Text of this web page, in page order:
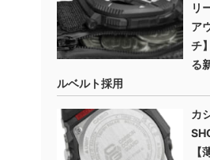
リ
ア
チ
る
ルベルト採用
カ
【